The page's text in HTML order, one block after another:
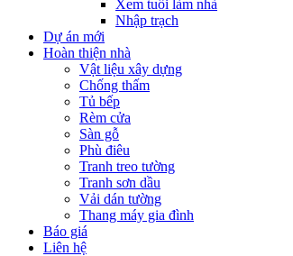
Xem tuổi làm nhà
Nhập trạch
Dự án mới
Hoàn thiện nhà
Vật liệu xây dựng
Chống thấm
Tủ bếp
Rèm cửa
Sàn gỗ
Phù điêu
Tranh treo tường
Tranh sơn dầu
Vải dán tường
Thang máy gia đình
Báo giá
Liên hệ